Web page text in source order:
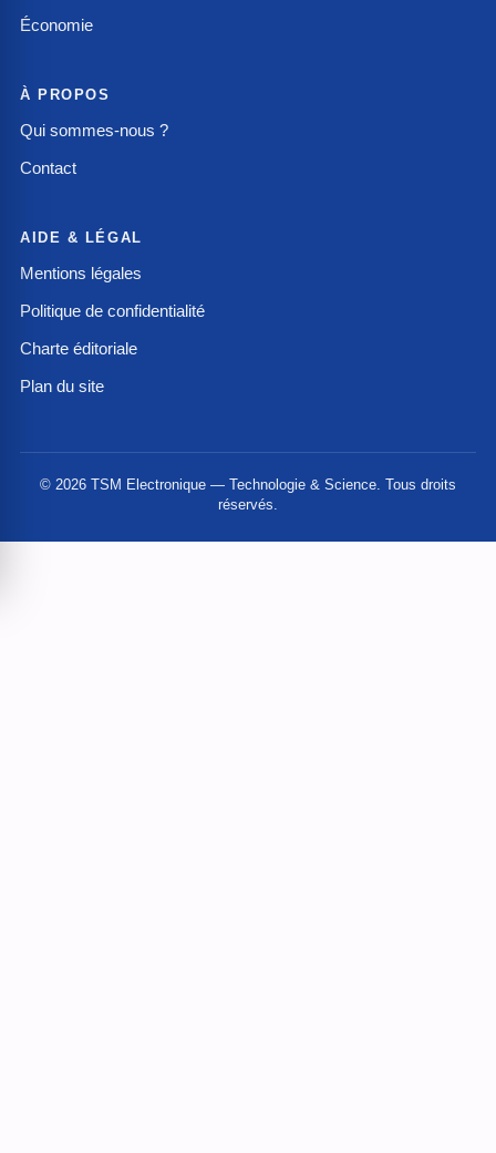
Économie
À PROPOS
Qui sommes-nous ?
Contact
AIDE & LÉGAL
Mentions légales
Politique de confidentialité
Charte éditoriale
Plan du site
© 2026 TSM Electronique — Technologie & Science. Tous droits
réservés.